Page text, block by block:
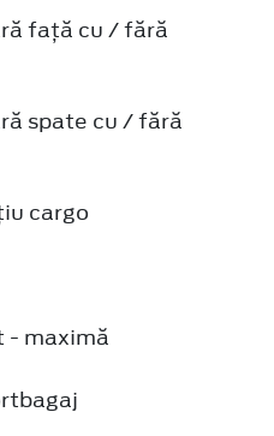
față cu / fără
spate cu / fără
cargo
- maximă